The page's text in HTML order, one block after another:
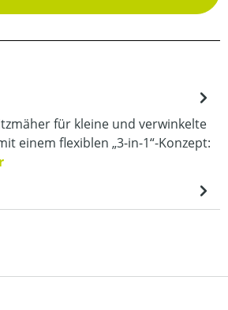
für kleine und verwinkelte
einem flexiblen „3-in-1“-Konzept: